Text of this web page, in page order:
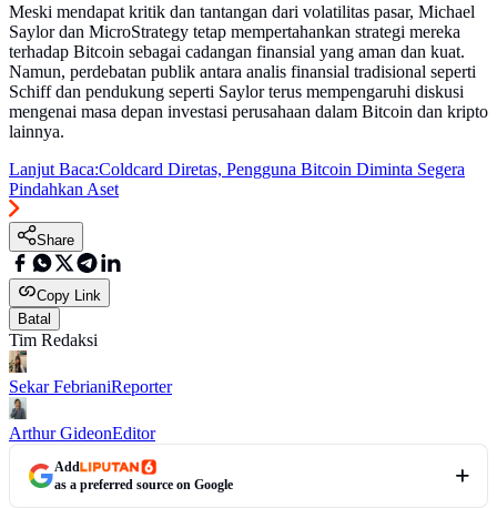
Meski mendapat kritik dan tantangan dari volatilitas pasar, Michael
Saylor dan MicroStrategy tetap mempertahankan strategi mereka
terhadap Bitcoin sebagai cadangan finansial yang aman dan kuat.
Namun, perdebatan publik antara analis finansial tradisional seperti
Schiff dan pendukung seperti Saylor terus mempengaruhi diskusi
mengenai masa depan investasi perusahaan dalam Bitcoin dan kripto
lainnya.
Lanjut Baca:Coldcard Diretas, Pengguna Bitcoin Diminta Segera
Pindahkan Aset
Share
Copy Link
Batal
Tim Redaksi
Sekar FebrianiReporter
Arthur GideonEditor
Add
as a preferred source on Google